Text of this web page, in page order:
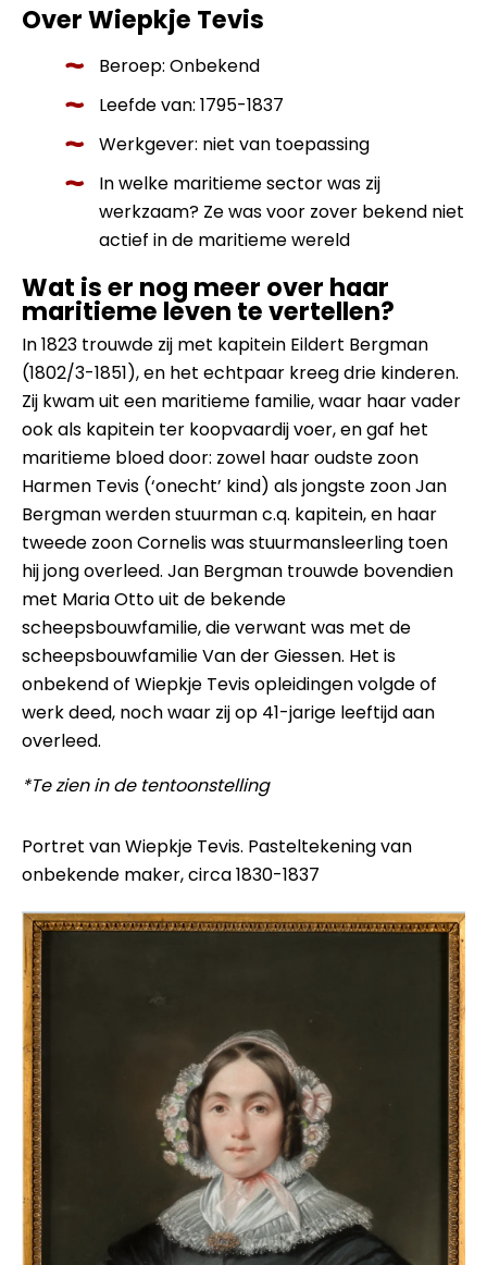
Over Wiepkje Tevis
Beroep: Onbekend
Leefde van: 1795-1837
Werkgever: niet van toepassing
In welke maritieme sector was zij
werkzaam? Ze was voor zover bekend niet
actief in de maritieme wereld
Wat is er nog meer over haar
maritieme leven te vertellen?
In 1823 trouwde zij met kapitein Eildert Bergman
(1802/3-1851), en het echtpaar kreeg drie kinderen.
Zij kwam uit een maritieme familie, waar haar vader
ook als kapitein ter koopvaardij voer, en gaf het
maritieme bloed door: zowel haar oudste zoon
Harmen Tevis (‘onecht’ kind) als jongste zoon Jan
Bergman werden stuurman c.q. kapitein, en haar
tweede zoon Cornelis was stuurmansleerling toen
hij jong overleed. Jan Bergman trouwde bovendien
met Maria Otto uit de bekende
scheepsbouwfamilie, die verwant was met de
scheepsbouwfamilie Van der Giessen. Het is
onbekend of Wiepkje Tevis opleidingen volgde of
werk deed, noch waar zij op 41-jarige leeftijd aan
overleed.
*Te zien in de tentoonstelling
Portret van Wiepkje Tevis. Pasteltekening van
onbekende maker, circa 1830-1837